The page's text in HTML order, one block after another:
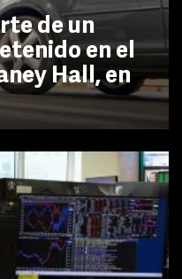
de un
en el
Hall, en